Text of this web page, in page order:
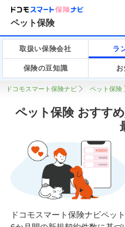
ペット保険
取扱い保険会社 ラ
保険の豆知識
ドコモスマート保険ナビ ペット保険
ペット保険 おすす
ドコモスマート保険ナビペッ